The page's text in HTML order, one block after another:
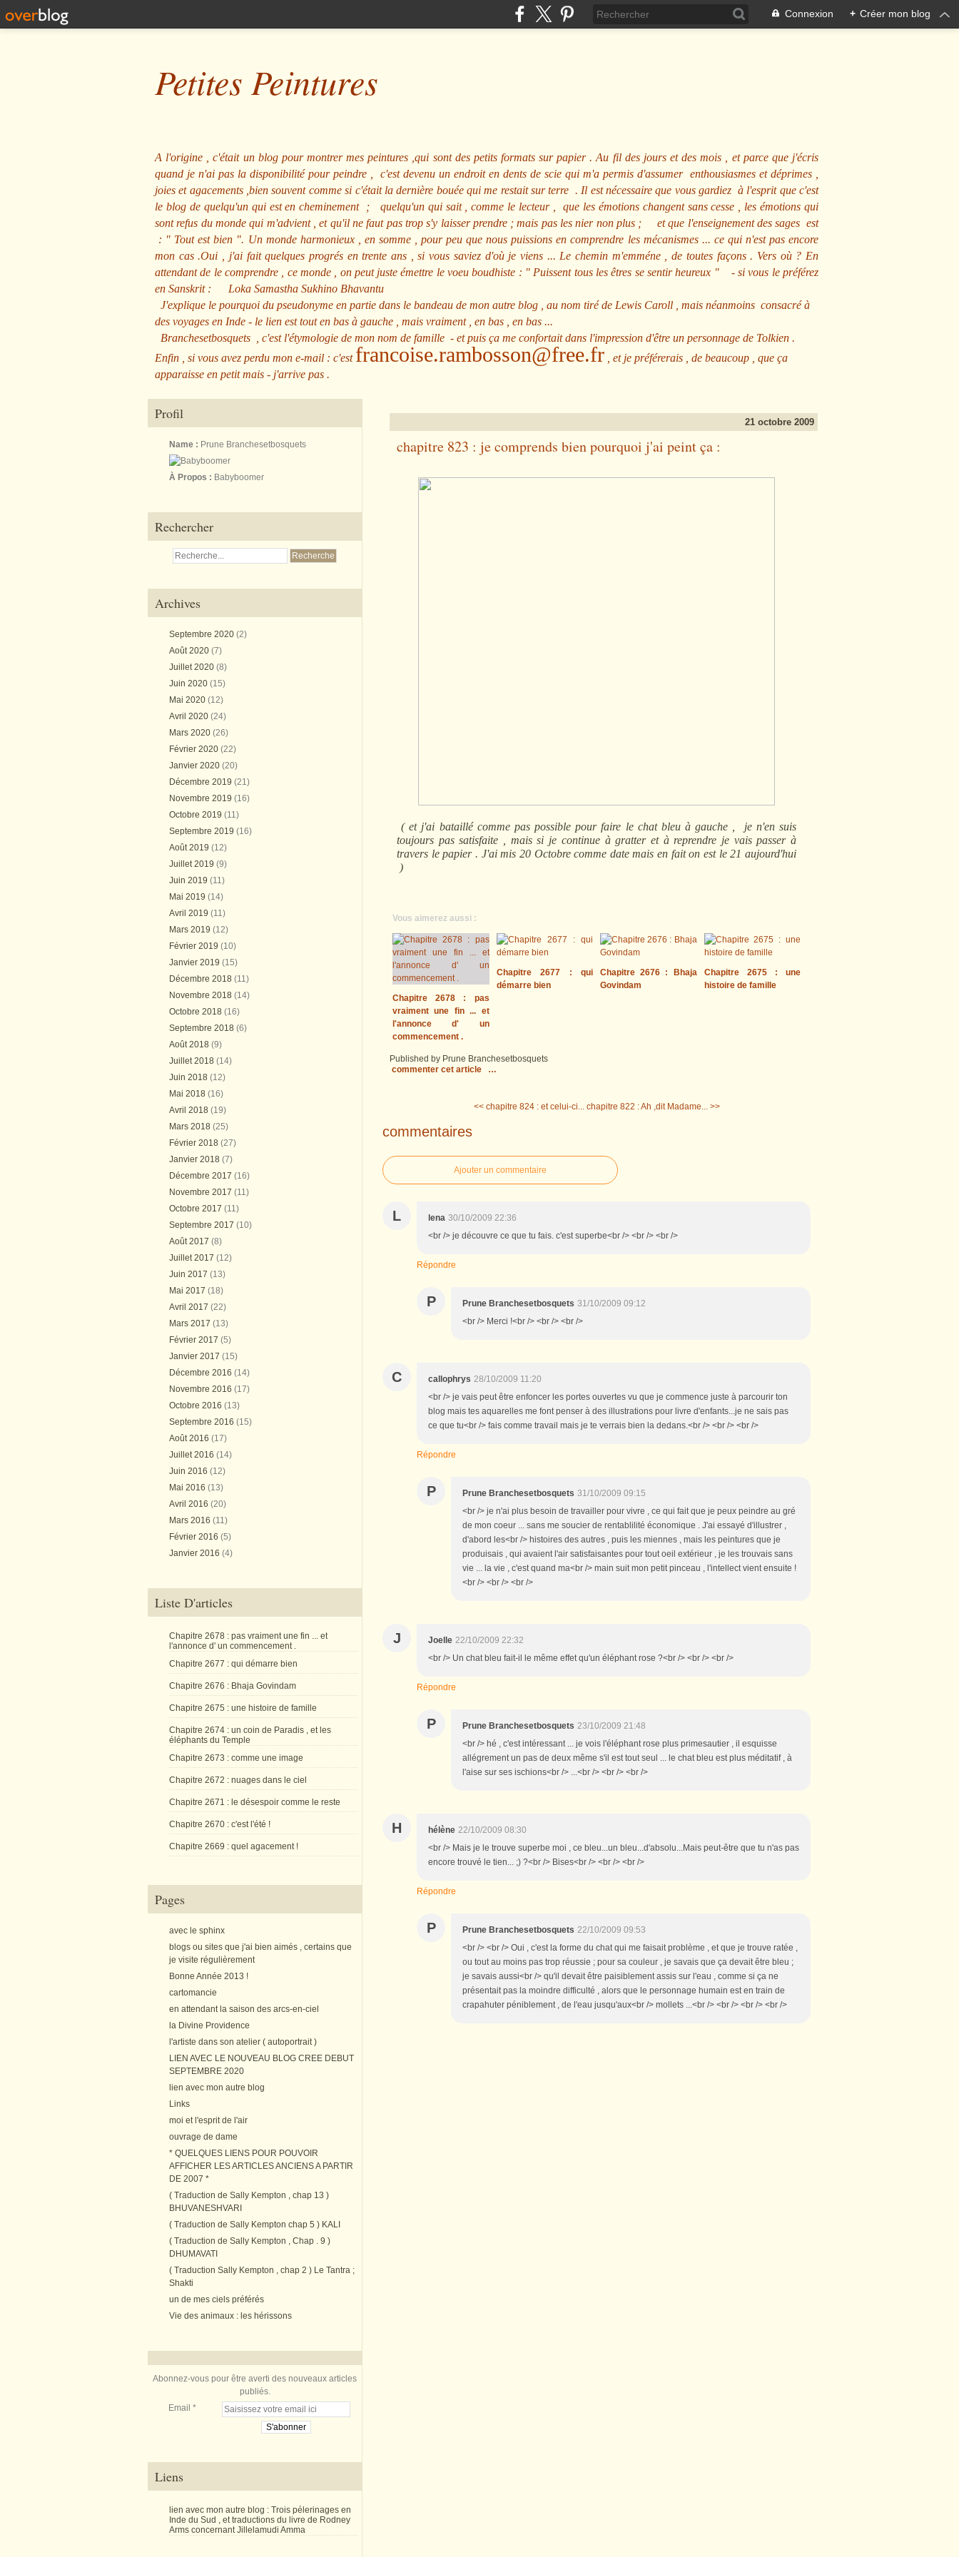
Connexion + Créer mon blog
Petites Peintures
A l'origine , c'était un blog pour montrer mes peintures ,qui sont des petits formats sur papier . Au fil des jours et des mois , et parce que j'écris
quand je n'ai pas la disponibilité pour peindre , c'est devenu un endroit en dents de scie qui m'a permis d'assumer enthousiasmes et déprimes ,
joies et agacements ,bien souvent comme si c'était la dernière bouée qui me restait sur terre . Il est nécessaire que vous gardiez à l'esprit que c'est
le blog de quelqu'un qui est en cheminement ; quelqu'un qui sait , comme le lecteur , que les émotions changent sans cesse , les émotions qui
sont refus du monde qui m'advient , et qu'il ne faut pas trop s'y laisser prendre ; mais pas les nier non plus ; et que l'enseignement des sages est
: " Tout est bien ". Un monde harmonieux , en somme , pour peu que nous puissions en comprendre les mécanismes ... ce qui n'est pas encore
mon cas .Oui , j'ai fait quelques progrés en trente ans , si vous saviez d'où je viens ... Le chemin m'emméne , de toutes façons . Vers où ? En
attendant de le comprendre , ce monde , on peut juste émettre le voeu boudhiste : " Puissent tous les êtres se sentir heureux " - si vous le préférez
en Sanskrit : Loka Samastha Sukhino Bhavantu
J'explique le pourquoi du pseudonyme en partie dans le bandeau de mon autre blog , au nom tiré de Lewis Caroll , mais néanmoins consacré à
des voyages en Inde - le lien est tout en bas à gauche , mais vraiment , en bas , en bas ...
Branchesetbosquets
, c'est l'étymologie de mon nom de famille - et puis ça me confortait dans l'impression d'être un personnage de Tolkien .
Enfin , si vous avez perdu mon e-mail : c'est francoise.rambosson@free.fr , et je préférerais , de beaucoup , que ça
apparaisse en petit mais - j'arrive pas .
Profil
Name : Prune Branchesetbosquets
À Propos : Babyboomer
Rechercher
Archives
Septembre 2020 (2)
Août 2020 (7)
Juillet 2020 (8)
Juin 2020 (15)
Mai 2020 (12)
Avril 2020 (24)
Mars 2020 (26)
Février 2020 (22)
Janvier 2020 (20)
Décembre 2019 (21)
Novembre 2019 (16)
Octobre 2019 (11)
Septembre 2019 (16)
Août 2019 (12)
Juillet 2019 (9)
Juin 2019 (11)
Mai 2019 (14)
Avril 2019 (11)
Mars 2019 (12)
Février 2019 (10)
Janvier 2019 (15)
Décembre 2018 (11)
Novembre 2018 (14)
Octobre 2018 (16)
Septembre 2018 (6)
Août 2018 (9)
Juillet 2018 (14)
Juin 2018 (12)
Mai 2018 (16)
Avril 2018 (19)
Mars 2018 (25)
Février 2018 (27)
Janvier 2018 (7)
Décembre 2017 (16)
Novembre 2017 (11)
Octobre 2017 (11)
Septembre 2017 (10)
Août 2017 (8)
Juillet 2017 (12)
Juin 2017 (13)
Mai 2017 (18)
Avril 2017 (22)
Mars 2017 (13)
Février 2017 (5)
Janvier 2017 (15)
Décembre 2016 (14)
Novembre 2016 (17)
Octobre 2016 (13)
Septembre 2016 (15)
Août 2016 (17)
Juillet 2016 (14)
Juin 2016 (12)
Mai 2016 (13)
Avril 2016 (20)
Mars 2016 (11)
Février 2016 (5)
Janvier 2016 (4)
Liste D'articles
Chapitre 2678 : pas vraiment une fin ... et
l'annonce d' un commencement .
Chapitre 2677 : qui démarre bien
Chapitre 2676 : Bhaja Govindam
Chapitre 2675 : une histoire de famille
Chapitre 2674 : un coin de Paradis , et les
éléphants du Temple
Chapitre 2673 : comme une image
Chapitre 2672 : nuages dans le ciel
Chapitre 2671 : le désespoir comme le reste
Chapitre 2670 : c'est l'été !
Chapitre 2669 : quel agacement !
Pages
avec le sphinx
blogs ou sites que j'ai bien aimés , certains que
je visite régulièrement
Bonne Année 2013 !
cartomancie
en attendant la saison des arcs-en-ciel
la Divine Providence
l'artiste dans son atelier ( autoportrait )
LIEN AVEC LE NOUVEAU BLOG CREE DEBUT
SEPTEMBRE 2020
lien avec mon autre blog
Links
moi et l'esprit de l'air
ouvrage de dame
* QUELQUES LIENS POUR POUVOIR
AFFICHER LES ARTICLES ANCIENS A PARTIR
DE 2007 *
( Traduction de Sally Kempton , chap 13 )
BHUVANESHVARI
( Traduction de Sally Kempton chap 5 ) KALI
( Traduction de Sally Kempton , Chap . 9 )
DHUMAVATI
( Traduction Sally Kempton , chap 2 ) Le Tantra ;
Shakti
un de mes ciels préférés
Vie des animaux : les hérissons
Abonnez-vous pour être averti des nouveaux articles
publiés.
Email
Liens
lien avec mon autre blog : Trois pélerinages en
Inde du Sud , et traductions du livre de Rodney
Arms concernant Jillelamudi Amma
21 octobre 2009
chapitre 823 : je comprends bien pourquoi j'ai peint ça :
( et j'ai bataillé comme pas possible pour faire le chat bleu à gauche , je n'en suis
toujours pas satisfaite , mais si je continue à gratter et à reprendre je vais passer à
travers le papier . J'ai mis 20 Octobre comme date mais en fait on est le 21 aujourd'hui
)
Vous aimerez aussi :
Chapitre 2678 : pas
vraiment une fin ... et
l'annonce d' un
commencement .
Chapitre 2677 : qui
démarre bien
Chapitre 2676 : Bhaja
Govindam
Chapitre 2675 : une
histoire de famille
Published by Prune Branchesetbosquets
commenter cet article
…
<< chapitre 824 : et celui-ci... chapitre 822 : Ah ,dit Madame... >>
commentaires
Ajouter un commentaire
L lena 30/10/2009 22:36
<br /> je découvre ce que tu fais. c'est superbe<br /> <br /> <br />
Répondre
P Prune Branchesetbosquets 31/10/2009 09:12
<br /> Merci !<br /> <br /> <br />
C callophrys 28/10/2009 11:20
<br /> je vais peut être enfoncer les portes ouvertes vu que je commence juste à parcourir ton
blog mais tes aquarelles me font penser à des illustrations pour livre d'enfants...je ne sais pas
ce que tu<br /> fais comme travail mais je te verrais bien la dedans.<br /> <br /> <br />
Répondre
P Prune Branchesetbosquets 31/10/2009 09:15
<br /> je n'ai plus besoin de travailler pour vivre , ce qui fait que je peux peindre au gré
de mon coeur ... sans me soucier de rentablilité économique . J'ai essayé d'illustrer ,
d'abord les<br /> histoires des autres , puis les miennes , mais les peintures que je
produisais , qui avaient l'air satisfaisantes pour tout oeil extérieur , je les trouvais sans
vie ... la vie , c'est quand ma<br /> main suit mon petit pinceau , l'intellect vient ensuite !
<br /> <br /> <br />
J Joelle 22/10/2009 22:32
<br /> Un chat bleu fait-il le même effet qu'un éléphant rose ?<br /> <br /> <br />
Répondre
P Prune Branchesetbosquets 23/10/2009 21:48
<br /> hé , c'est intéressant ... je vois l'éléphant rose plus primesautier , il esquisse
allégrement un pas de deux même s'il est tout seul ... le chat bleu est plus méditatif , à
l'aise sur ses ischions<br /> ...<br /> <br /> <br />
H hélène 22/10/2009 08:30
<br /> Mais je le trouve superbe moi , ce bleu...un bleu...d'absolu...Mais peut-être que tu n'as pas
encore trouvé le tien... ;) ?<br /> Bises<br /> <br /> <br />
Répondre
P Prune Branchesetbosquets 22/10/2009 09:53
<br /> <br /> Oui , c'est la forme du chat qui me faisait problème , et que je trouve ratée ,
ou tout au moins pas trop réussie ; pour sa couleur , je savais que ça devait être bleu ;
je savais aussi<br /> qu'il devait être paisiblement assis sur l'eau , comme si ça ne
présentait pas la moindre difficulté , alors que le personnage humain est en train de
crapahuter péniblement , de l'eau jusqu'aux<br /> mollets ...<br /> <br /> <br /> <br />